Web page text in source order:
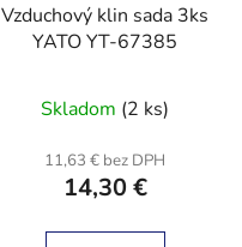
Vzduchový klin sada 3ks
YATO YT-67385
Skladom (2 ks)
11,63 € bez DPH
14,30 €